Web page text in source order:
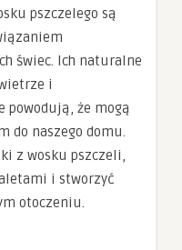
pszczelego są
świec. Ich naturalne
i
powodują, że mogą
do naszego domu.
z wosku pszczeli,
i stworzyć
otoczeniu.